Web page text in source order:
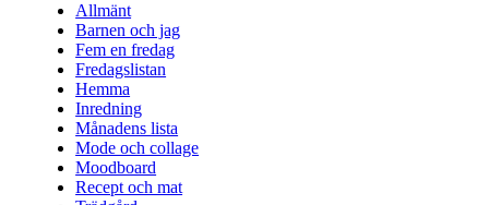
Allmänt
Barnen och jag
Fem en fredag
Fredagslistan
Hemma
Inredning
Månadens lista
Mode och collage
Moodboard
Recept och mat